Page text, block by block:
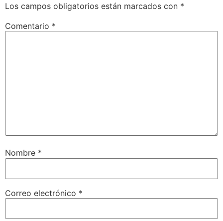
Los campos obligatorios están marcados con *
Comentario *
Nombre *
Correo electrónico *